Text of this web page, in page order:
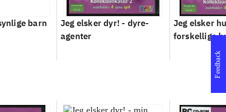
barn
Jeg elsker dyr! - dyre-
agenter
Jeg elsker
forskellige
Feedback